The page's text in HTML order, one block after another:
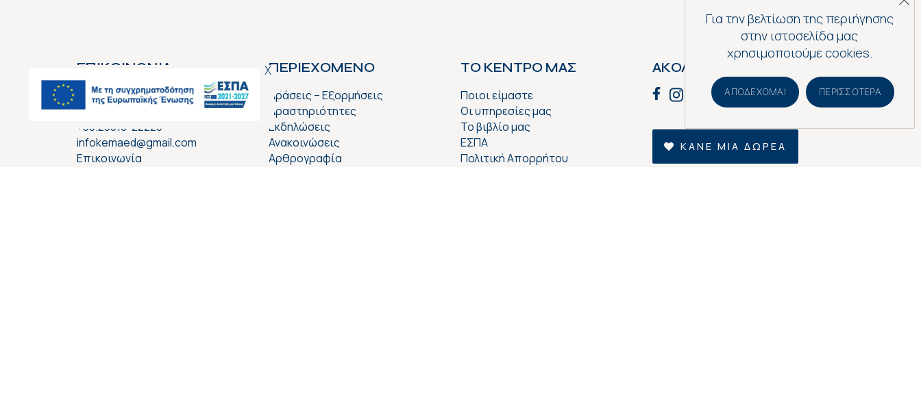
ΕΠΙΚΟΙΝΩΝΙΑ
Συντ. Μουστακλή 8,
Βέροια, 59132
+30.23310-22223
infokemaed@gmail.com
Επικοινωνία
ΠΕΡΙΕΧΟΜΕΝΟ
Δράσεις – Εξορμήσεις
Δραστηριότητες
Εκδηλώσεις
Ανακοινώσεις
Αρθρογραφία
ΤΟ ΚΕΝΤΡΟ ΜΑΣ
Ποιοι είμαστε
Οι υπηρεσίες μας
Το βιβλίο μας
ΕΣΠΑ
Πολιτική Απορρήτου
ΑΚΟΛΟΥΘΗΣΕ ΜΑΣ
ΚΑΝΕ ΜΙΑ ΔΩΡΕΑ
Για την βελτίωση της περιήγησης
στην ιστοσελίδα μας
χρησιμοποιούμε cookies.
ΑΠΟΔΈΧΟΜΑΙ ΠΕΡΙΣΣΌΤΕΡΑ
X